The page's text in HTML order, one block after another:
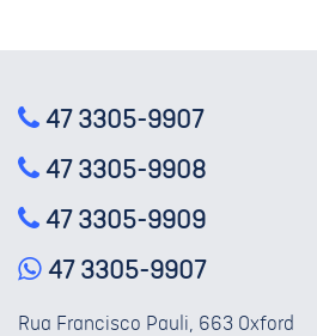
47 3305-9907
47 3305-9908
47 3305-9909
47 3305-9907
Rua Francisco Pauli, 663 Oxford